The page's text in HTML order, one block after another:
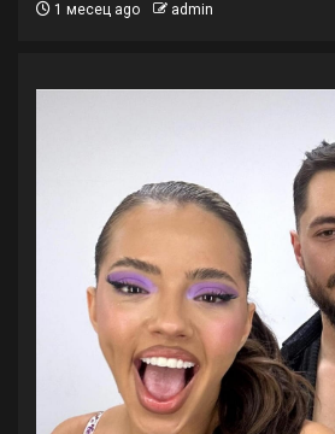
1 месец ago admin